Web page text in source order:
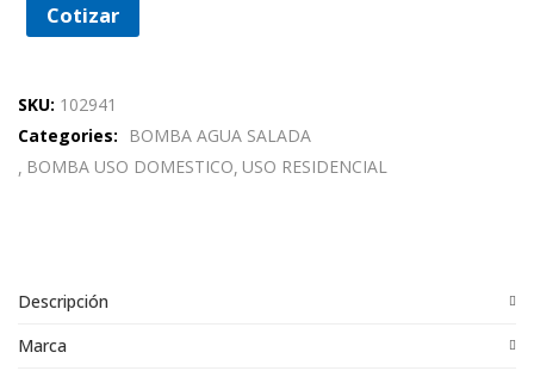
Cotizar
SKU: 102941
Categories:
BOMBA AGUA SALADA
BOMBA USO DOMESTICO USO RESIDENCIAL
Descripción
Marca